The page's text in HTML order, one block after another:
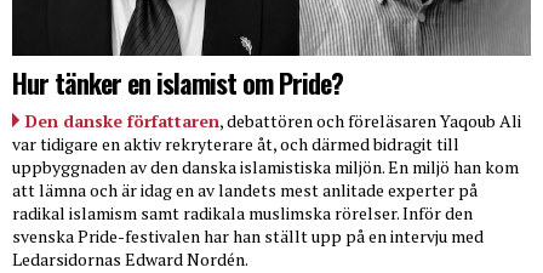
Hur tänker en islamist om Pride?
Den danske författaren, debattören och föreläsaren Yaqoub Ali
var tidigare en aktiv rekryterare åt, och därmed bidragit till
uppbyggnaden av den danska islamistiska miljön. En miljö han kom
att lämna och är idag en av landets mest anlitade experter på
radikal islamism samt radikala muslimska rörelser. Inför den
svenska Pride-festivalen har han ställt upp på en intervju med
Ledarsidornas Edward Nordén.